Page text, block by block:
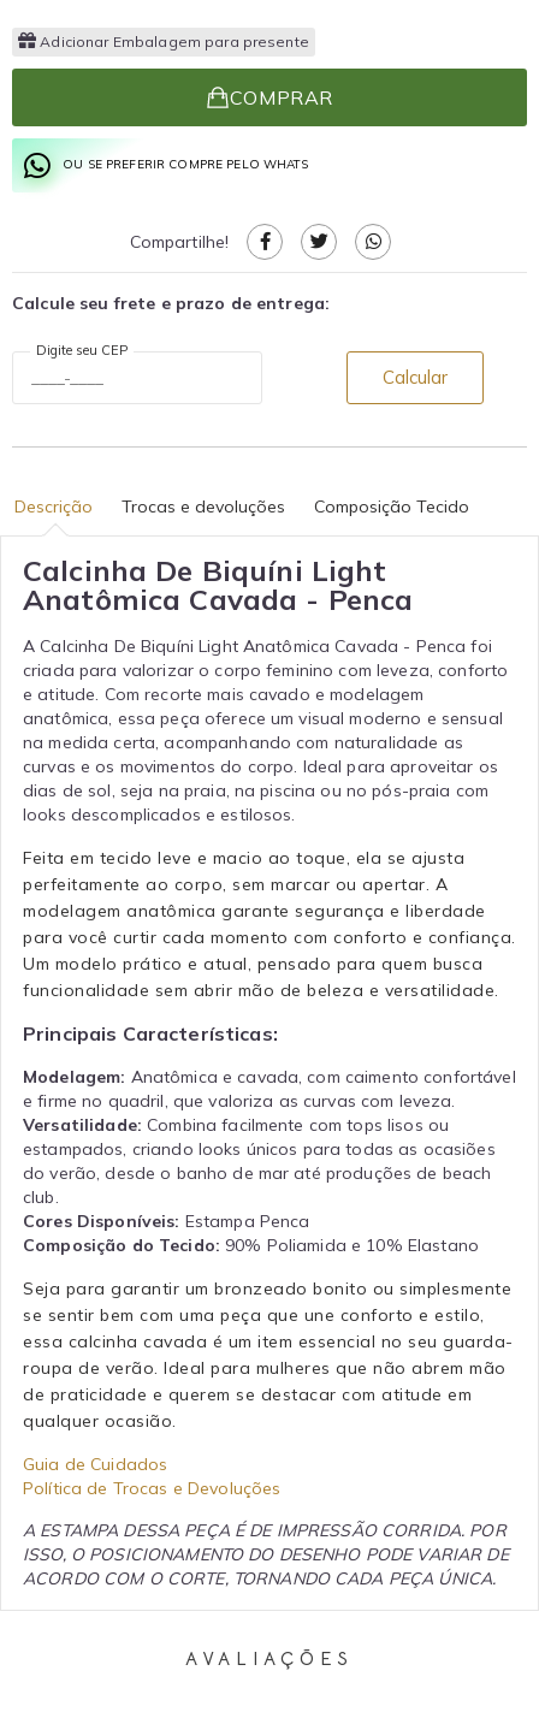
Adicionar Embalagem para presente
COMPRAR
OU SE PREFERIR COMPRE PELO WHATS
Compartilhe!
Calcule seu frete e prazo de entrega:
Digite seu CEP
Calcular
Descrição Trocas e devoluções Composição Tecido
Calcinha De Biquíni Light
Anatômica Cavada - Penca
A Calcinha De Biquíni Light Anatômica Cavada - Penca foi
criada para valorizar o corpo feminino com leveza, conforto
e atitude. Com recorte mais cavado e modelagem
anatômica, essa peça oferece um visual moderno e sensual
na medida certa, acompanhando com naturalidade as
curvas e os movimentos do corpo. Ideal para aproveitar os
dias de sol, seja na praia, na piscina ou no pós-praia com
looks descomplicados e estilosos.
Feita em tecido leve e macio ao toque, ela se ajusta
perfeitamente ao corpo, sem marcar ou apertar. A
modelagem anatômica garante segurança e liberdade
para você curtir cada momento com conforto e confiança.
Um modelo prático e atual, pensado para quem busca
funcionalidade sem abrir mão de beleza e versatilidade.
Principais Características:
Modelagem: Anatômica e cavada, com caimento confortável
e firme no quadril, que valoriza as curvas com leveza.
Versatilidade: Combina facilmente com tops lisos ou
estampados, criando looks únicos para todas as ocasiões
do verão, desde o banho de mar até produções de beach
club.
Cores Disponíveis: Estampa Penca
Composição do Tecido: 90% Poliamida e 10% Elastano
Seja para garantir um bronzeado bonito ou simplesmente
se sentir bem com uma peça que une conforto e estilo,
essa calcinha cavada é um item essencial no seu guarda-
roupa de verão. Ideal para mulheres que não abrem mão
de praticidade e querem se destacar com atitude em
qualquer ocasião.
Guia de Cuidados
Política de Trocas e Devoluções
A ESTAMPA DESSA PEÇA É DE IMPRESSÃO CORRIDA. POR
ISSO, O POSICIONAMENTO DO DESENHO PODE VARIAR DE
ACORDO COM O CORTE, TORNANDO CADA PEÇA ÚNICA.
AVALIAÇÕES